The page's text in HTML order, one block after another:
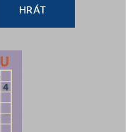
HRÁT